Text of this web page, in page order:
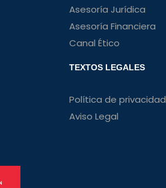
Asesoría Jurídica
Asesoría Financiera
Canal Ético
TEXTOS LEGALES
Política de privacidad
Aviso Legal